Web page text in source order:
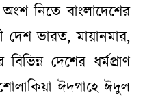
নিতে বাংলাদেশের
দেশ ভারত, মায়ানমার,
দেশের ধর্মপ্রাণ
ঈদগাহে ঈদুল